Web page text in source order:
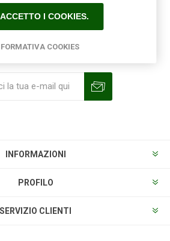
INFORMAZIONI
PROFILO
SERVIZIO CLIENTI
I COOKIES.
COOKIES